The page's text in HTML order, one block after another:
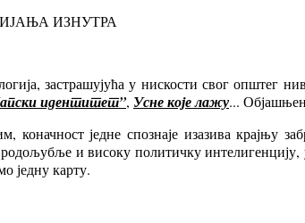
ИЗНУТРА
застрашујућа у нискости свог општег
идентитет”, Усне које лажу...
коначност једне спознаје изазива
и високу политичку интелигенцију,
једну карту.